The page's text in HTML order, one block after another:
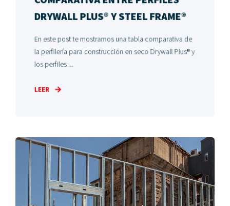
DRYWALL PLUS® Y STEEL FRAME®
En este post te mostramos una tabla comparativa de
la perfilería para construcción en seco Drywall Plus® y
los perfiles ...
LEER